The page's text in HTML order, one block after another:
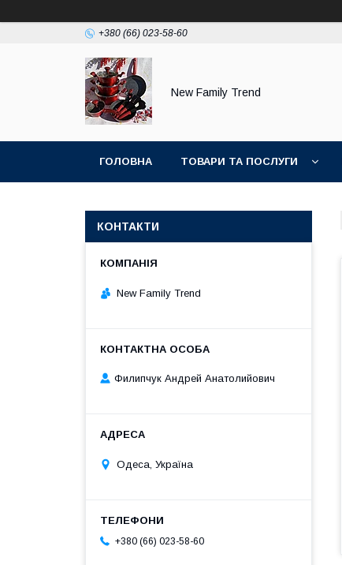
+380 (66) 023-58-60
New Family Trend
ГОЛОВНА ТОВАРИ ТА ПОСЛУГИ
КОНТАКТИ
New Family Trend
Филипчук Андрей Анатолийович
Одеса, Україна
+380 (66) 023-58-60